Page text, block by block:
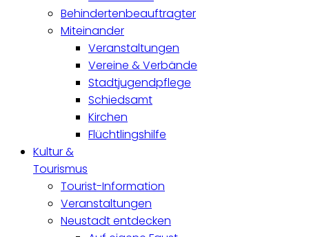
Behindertenbeauftragter
Miteinander
Veranstaltungen
Vereine & Verbände
Stadtjugendpflege
Schiedsamt
Kirchen
Flüchtlingshilfe
Kultur &
Tourismus
Tourist-Information
Veranstaltungen
Neustadt entdecken